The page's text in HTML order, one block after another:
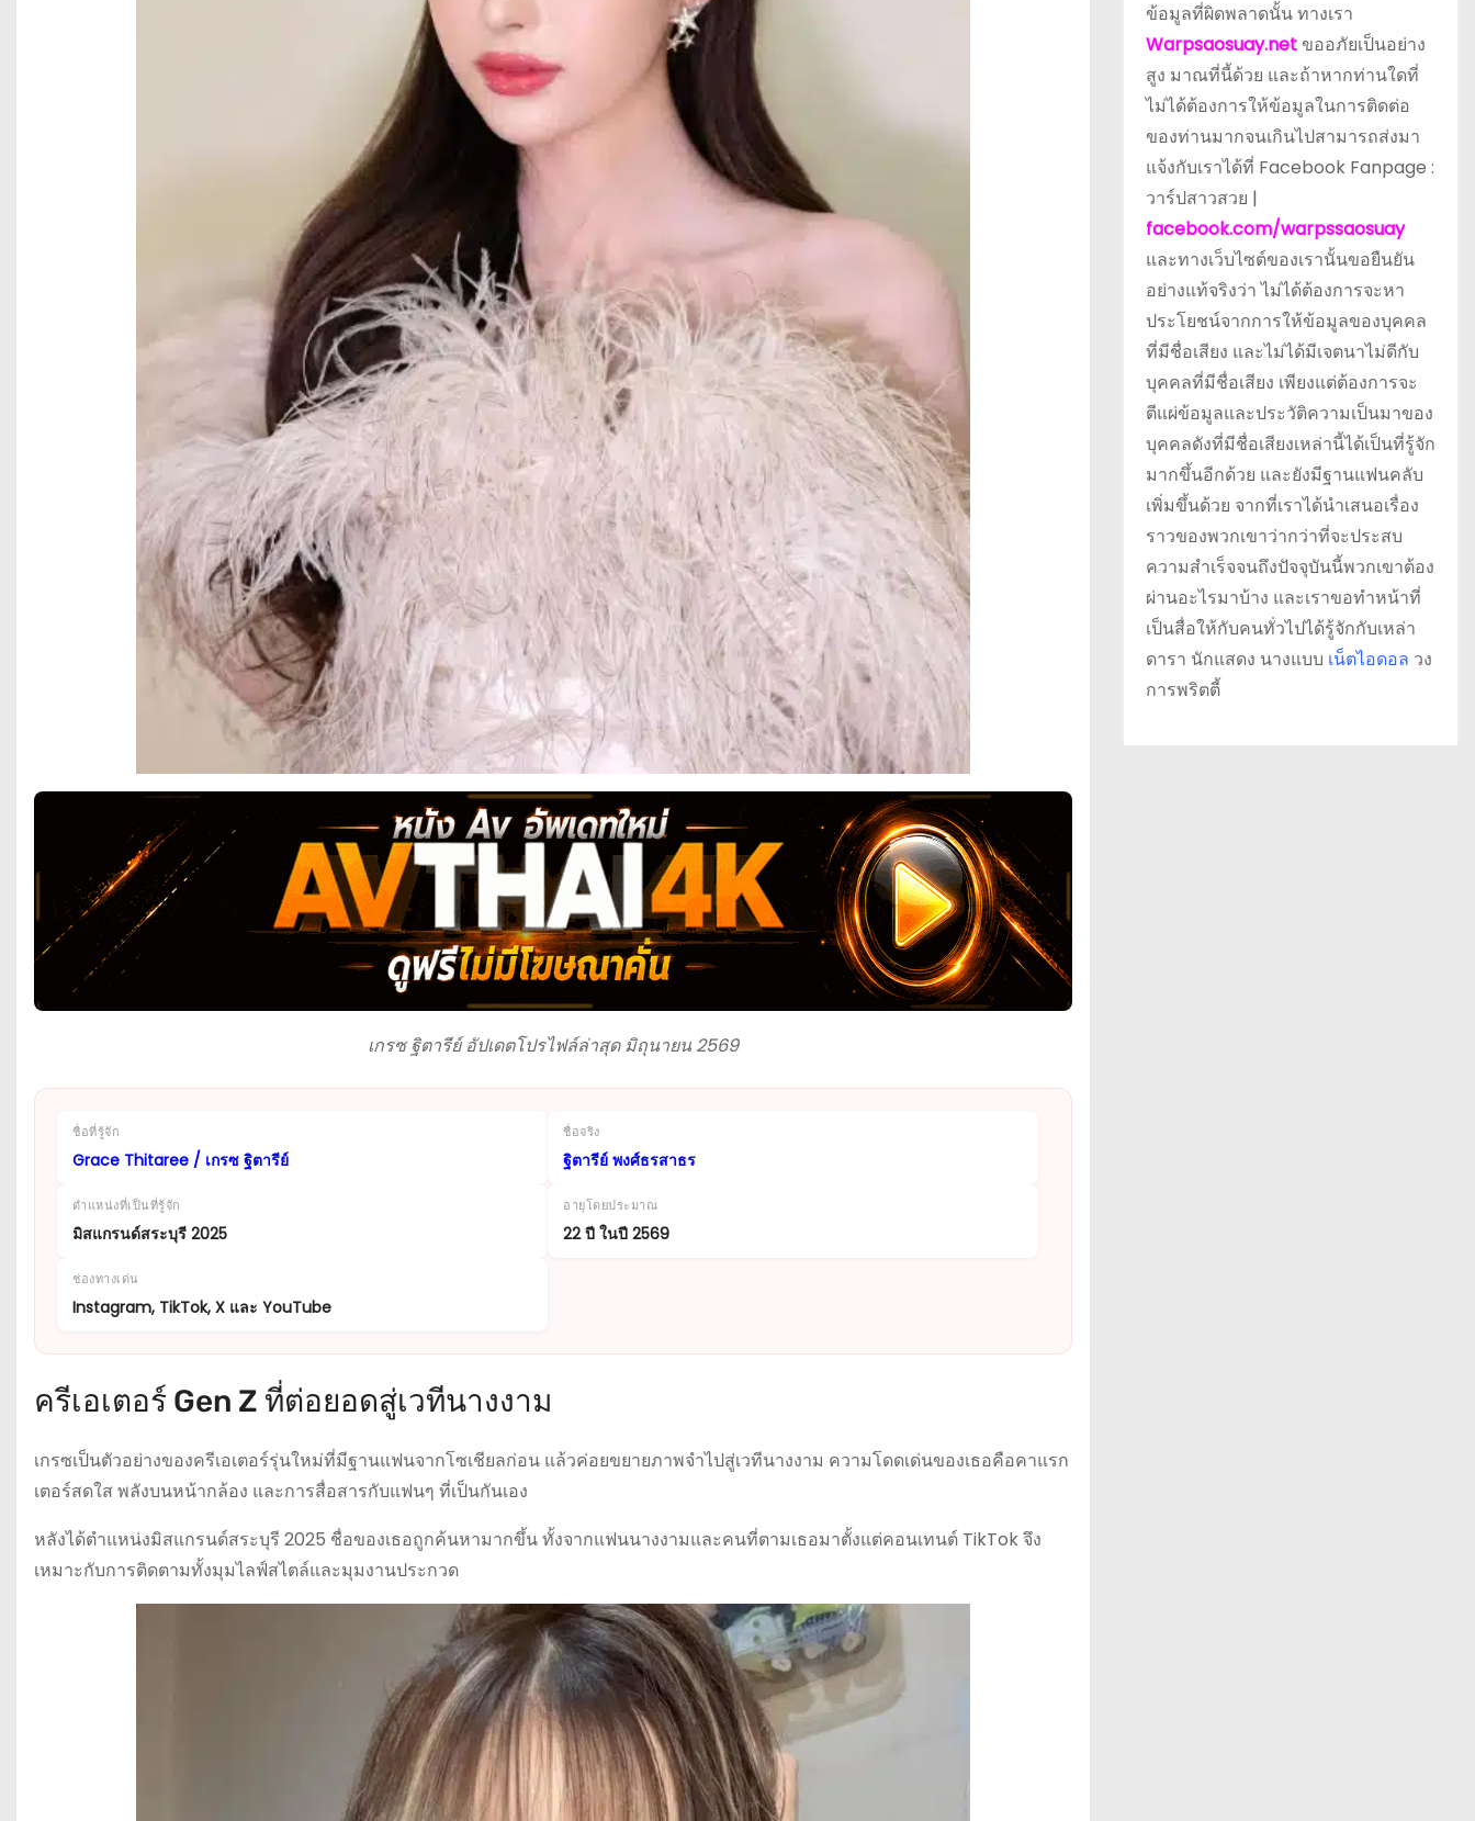
เกรซ ฐิตารีย์ อัปเดตโปรไฟล์ล่าสุด มิถุนายน 2569
ชื่อที่รู้จัก
Grace Thitaree / เกรซ ฐิตารีย์
ชื่อจริง
ฐิตารีย์ พงศ์ธรสาธร
ตำแหน่งที่เป็นที่รู้จัก
มิสแกรนด์สระบุรี 2025
อายุโดยประมาณ
22 ปี ในปี 2569
ช่องทางเด่น
Instagram, TikTok, X และ YouTube
ครีเอเตอร์ Gen Z ที่ต่อยอดสู่เวทีนางงาม
เกรซเป็นตัวอย่างของครีเอเตอร์รุ่นใหม่ที่มีฐานแฟนจากโซเชียลก่อน แล้วค่อยขยายภาพจำไปสู่เวทีนางงาม ความโดดเด่นของเธอคือคาแรก
เตอร์สดใส พลังบนหน้ากล้อง และการสื่อสารกับแฟนๆ ที่เป็นกันเอง
หลังได้ตำแหน่งมิสแกรนด์สระบุรี 2025 ชื่อของเธอถูกค้นหามากขึ้น ทั้งจากแฟนนางงามและคนที่ตามเธอมาตั้งแต่คอนเทนต์ TikTok จึง
เหมาะกับการติดตามทั้งมุมไลฟ์สไตล์และมุมงานประกวด
ข้อมูลที่ผิดพลาดนั้น ทางเรา
Warpsaosuay.netขออภัยเป็นอย่าง
สูง มาณที่นี้ด้วย และถ้าหากท่านใดที่
ไม่ได้ต้องการให้ข้อมูลในการติดต่อ
ของท่านมากจนเกินไปสามารถส่งมา
แจ้งกับเราได้ที่ Facebook Fanpage :
วาร์ปสาวสวย |
facebook.com/warpssaosuay
และทางเว็บไซต์ของเรานั้นขอยืนยัน
อย่างแท้จริงว่า ไม่ได้ต้องการจะหา
ประโยชน์จากการให้ข้อมูลของบุคคล
ที่มีชื่อเสียง และไม่ได้มีเจตนาไม่ดีกับ
บุคคลที่มีชื่อเสียง เพียงแต่ต้องการจะ
ตีแผ่ข้อมูลและประวัติความเป็นมาของ
บุคคลดังที่มีชื่อเสียงเหล่านี้ได้เป็นที่รู้จัก
มากขึ้นอีกด้วย และยังมีฐานแฟนคลับ
เพิ่มขึ้นด้วย จากที่เราได้นำเสนอเรื่อง
ราวของพวกเขาว่ากว่าที่จะประสบ
ความสำเร็จจนถึงปัจจุบันนี้พวกเขาต้อง
ผ่านอะไรมาบ้าง และเราขอทำหน้าที่
เป็นสื่อให้กับคนทั่วไปได้รู้จักกับเหล่า
ดารา นักแสดง นางแบบ เน็ตไอดอล วง
การพริตตี้